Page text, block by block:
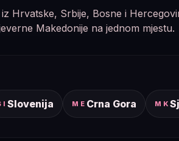
Hrvatske, Srbije, Bosne i
Makedonije na jednom mjestu.
Slovenija ME Crna Gora MK